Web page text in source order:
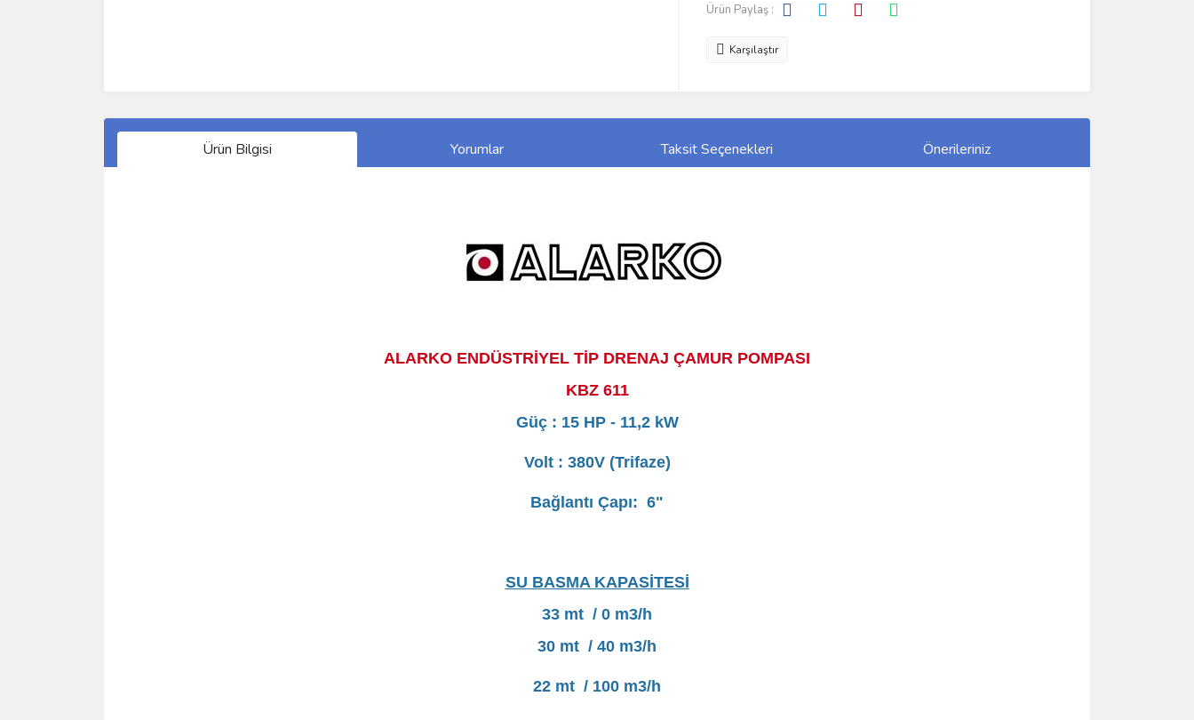
Ürün Paylaş :
Karşılaştır
Ürün Bilgisi Yorumlar Taksit Seçenekleri Önerileriniz
ALARKO ENDÜSTRİYEL TİP DRENAJ ÇAMUR POMPASI
KBZ 611
Güç : 15 HP - 11,2 kW
Volt : 380V (Trifaze)
Bağlantı Çapı: 6"
SU BASMA KAPASİTESİ
33 mt / 0 m3/h
30 mt / 40 m3/h
22 mt / 100 m3/h